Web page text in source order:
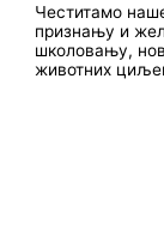
Честитамо
признању и
школовању,
животних